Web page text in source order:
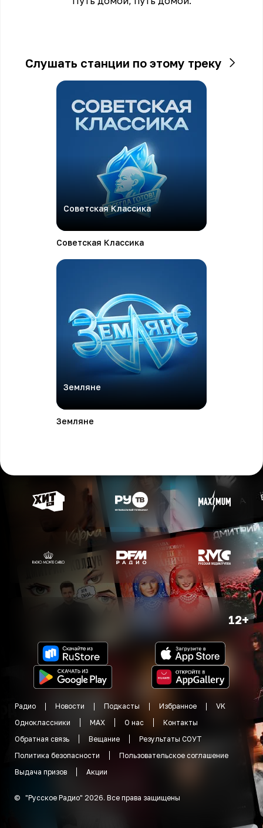
Слушать станции по этому треку
Советская Классика
Советская Классика
Земляне
Земляне
12+
Радио Новости Подкасты Избранное
VK
Одноклассники
MAX О нас
Контакты
Обратная связь
Вещание
Результаты СОУТ
Политика безопасности
Пользовательское соглашение
Выдача призов
Акции
© "Русское Радио" 2026. Все права защищены